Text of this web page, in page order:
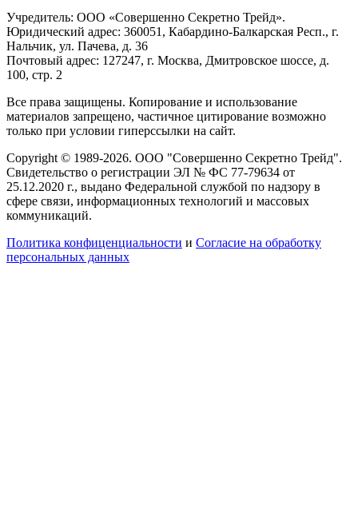
Учредитель: ООО «Совершенно Секретно Трейд».
Юридический адрес: 360051, Кабардино-Балкарская Респ., г.
Нальчик, ул. Пачева, д. 36
Почтовый адрес: 127247, г. Москва, Дмитровское шоссе, д.
100, стр. 2
Все права защищены. Копирование и использование
материалов запрещено, частичное цитирование возможно
только при условии гиперссылки на сайт.
Copyright © 1989-2026. ООО "Совершенно Секретно Трейд".
Свидетельство о регистрации ЭЛ № ФС 77-79634 от
25.12.2020 г., выдано Федеральной службой по надзору в
сфере связи, информационных технологий и массовых
коммуникаций.
Политика конфиценциальности и Согласие на обработку
персональных данных